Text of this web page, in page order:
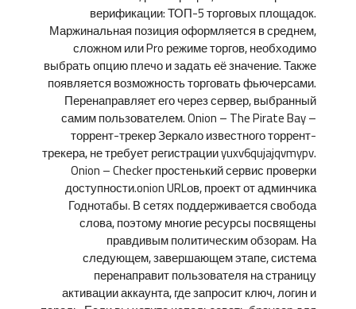
верификации: ТОП-5 торговых площадок.
Маржинальная позиция оформляется в среднем,
сложном или Pro режиме торгов, необходимо
выбрать опцию плечо и задать её значение. Также
появляется возможность торговать фьючерсами.
Перенаправляет его через сервер, выбранный
самим пользователем. Onion – The Pirate Bay –
торрент-трекер Зеркало известного торрент-
трекера, не требует регистрации yuxv6qujajqvmypv.
Onion – Checker простенький сервис проверки
доступности.onion URLов, проект от админчика
Годнотабы. В сетях поддерживается свобода
слова, поэтому многие ресурсы посвящены
правдивым политическим обзорам. На
следующем, завершающем этапе, система
перенаправит пользователя на страницу
активации аккаунта, где запросит ключ, логин и